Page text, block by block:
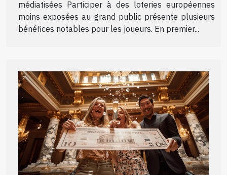
médiatisées Participer à des loteries européennes
moins exposées au grand public présente plusieurs
bénéfices notables pour les joueurs. En premier...